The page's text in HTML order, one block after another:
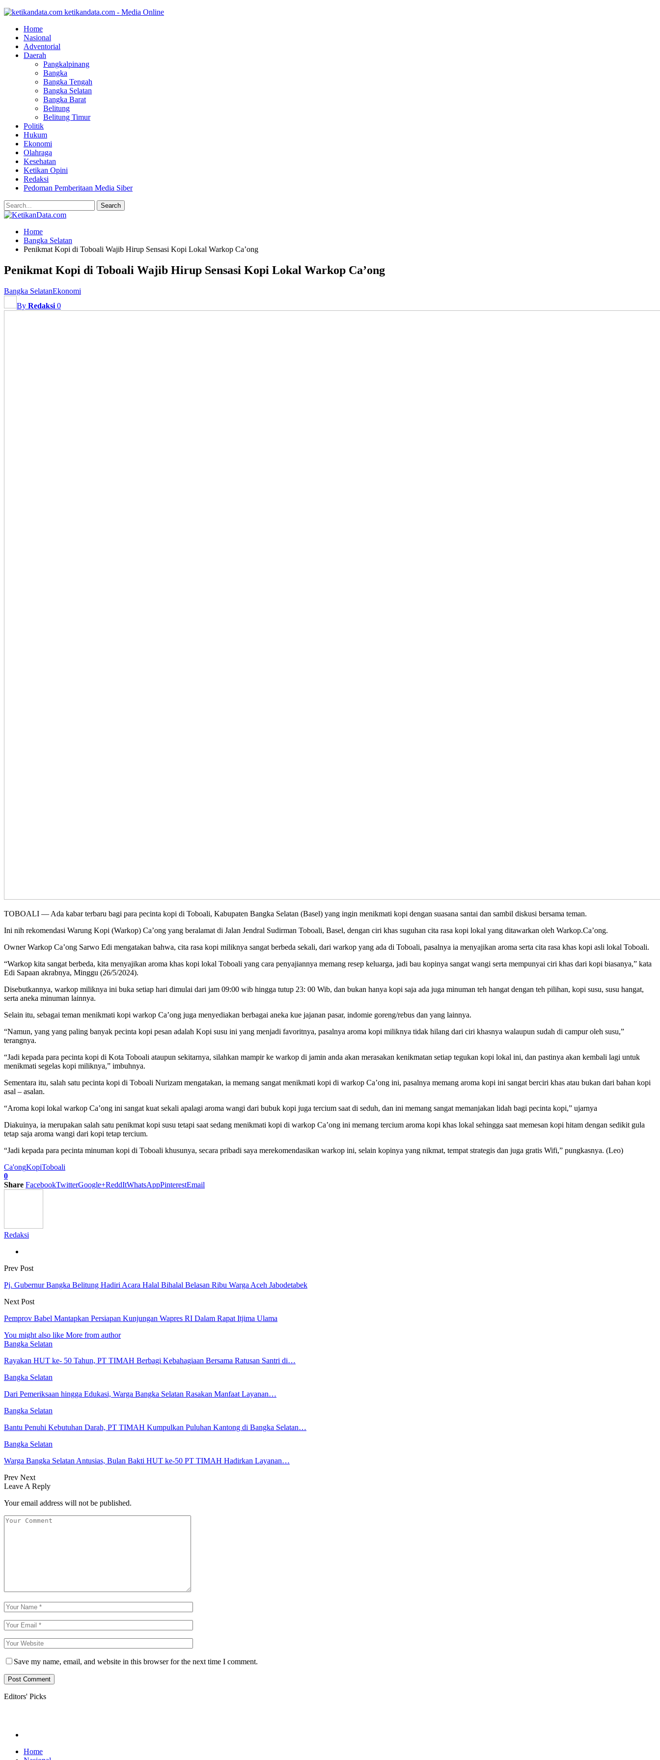
ketikandata.com - Media Online
Home
Nasional
Adventorial
Daerah
Pangkalpinang
Bangka
Bangka Tengah
Bangka Selatan
Bangka Barat
Belitung
Belitung Timur
Politik
Hukum
Ekonomi
Olahraga
Kesehatan
Ketikan Opini
Redaksi
Pedoman Pemberitaan Media Siber
Home
Bangka Selatan
Penikmat Kopi di Toboali Wajib Hirup Sensasi Kopi Lokal Warkop Ca’ong
Penikmat Kopi di Toboali Wajib Hirup Sensasi Kopi Lokal Warkop Ca’ong
Bangka SelatanEkonomi
By Redaksi 0
TOBOALI — Ada kabar terbaru bagi para pecinta kopi di Toboali, Kabupaten Bangka Selatan (Basel) yang ingin menikmati kopi dengan suasana santai dan sambil diskusi bersama teman.
Ini nih rekomendasi Warung Kopi (Warkop) Ca’ong yang beralamat di Jalan Jendral Sudirman Toboali, Basel, dengan ciri khas suguhan cita rasa kopi lokal yang ditawarkan oleh Warkop.Ca’ong.
Owner Warkop Ca’ong Sarwo Edi mengatakan bahwa, cita rasa kopi miliknya sangat berbeda sekali, dari warkop yang ada di Toboali, pasalnya ia menyajikan aroma serta cita rasa khas kopi asli lokal Toboali.
“Warkop kita sangat berbeda, kita menyajikan aroma khas kopi lokal Toboali yang cara penyajiannya memang resep keluarga, jadi bau kopinya sangat wangi serta mempunyai ciri khas dari kopi biasanya,” kata
Edi Sapaan akrabnya, Minggu (26/5/2024).
Disebutkannya, warkop miliknya ini buka setiap hari dimulai dari jam 09:00 wib hingga tutup 23: 00 Wib, dan bukan hanya kopi saja ada juga minuman teh hangat dengan teh pilihan, kopi susu, susu hangat,
serta aneka minuman lainnya.
Selain itu, sebagai teman menikmati kopi warkop Ca’ong juga menyediakan berbagai aneka kue jajanan pasar, indomie goreng/rebus dan yang lainnya.
“Namun, yang yang paling banyak pecinta kopi pesan adalah Kopi susu ini yang menjadi favoritnya, pasalnya aroma kopi miliknya tidak hilang dari ciri khasnya walaupun sudah di campur oleh susu,”
terangnya.
“Jadi kepada para pecinta kopi di Kota Toboali ataupun sekitarnya, silahkan mampir ke warkop di jamin anda akan merasakan kenikmatan setiap tegukan kopi lokal ini, dan pastinya akan kembali lagi untuk
menikmati segelas kopi miliknya,” imbuhnya.
Sementara itu, salah satu pecinta kopi di Toboali Nurizam mengatakan, ia memang sangat menikmati kopi di warkop Ca’ong ini, pasalnya memang aroma kopi ini sangat berciri khas atau bukan dari bahan kopi
asal – asalan.
“Aroma kopi lokal warkop Ca’ong ini sangat kuat sekali apalagi aroma wangi dari bubuk kopi juga tercium saat di seduh, dan ini memang sangat memanjakan lidah bagi pecinta kopi,” ujarnya
Diakuinya, ia merupakan salah satu penikmat kopi susu tetapi saat sedang menikmati kopi di warkop Ca’ong ini memang tercium aroma kopi khas lokal sehingga saat memesan kopi hitam dengan sedikit gula
tetap saja aroma wangi dari kopi tetap tercium.
“Jadi kepada para pecinta minuman kopi di Toboali khusunya, secara pribadi saya merekomendasikan warkop ini, selain kopinya yang nikmat, tempat strategis dan juga gratis Wifi,” pungkasnya. (Leo)
Ca'ongKopiToboali
0
Share FacebookTwitterGoogle+ReddItWhatsAppPinterestEmail
Redaksi
Prev Post
Pj. Gubernur Bangka Belitung Hadiri Acara Halal Bihalal Belasan Ribu Warga Aceh Jabodetabek
Next Post
Pemprov Babel Mantapkan Persiapan Kunjungan Wapres RI Dalam Rapat Itjima Ulama
You might also like More from author
Bangka Selatan
Rayakan HUT ke- 50 Tahun, PT TIMAH Berbagi Kebahagiaan Bersama Ratusan Santri di…
Bangka Selatan
Dari Pemeriksaan hingga Edukasi, Warga Bangka Selatan Rasakan Manfaat Layanan…
Bangka Selatan
Bantu Penuhi Kebutuhan Darah, PT TIMAH Kumpulkan Puluhan Kantong di Bangka Selatan…
Bangka Selatan
Warga Bangka Selatan Antusias, Bulan Bakti HUT ke-50 PT TIMAH Hadirkan Layanan…
Prev Next
Leave A Reply
Your email address will not be published.
Save my name, email, and website in this browser for the next time I comment.
Editors' Picks
Home